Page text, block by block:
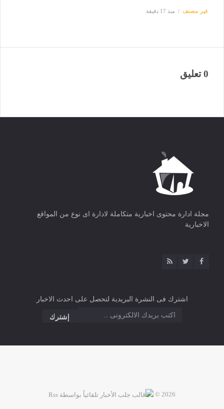
غير مصنف منذ 17 دقيقة
0 تعليق
مجلة ادارة محتوى اخبارية متكاملة لادارة اى نوع من المواقع
الاخبارية
اشترك فى النشرة البريدية لتحصل على احدث الاخبار
2026 ©